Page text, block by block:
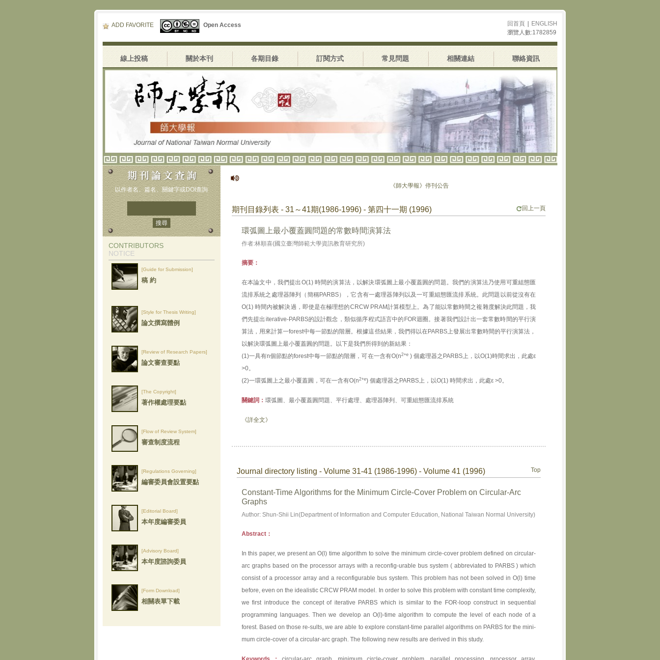
ADD FAVORITE Open Access 回首頁
ENGLISH
瀏覽人數:1782859
線上投稿 關於本刊 各期目錄 訂閱方式 常見問題 相關連結 聯絡資訊
以作者名、篇名、關鍵字或DOI查詢
CONTRIBUTORS
NOTICE
[Guide for Submission]
稿 約
[Style for Thesis Writing]
論文撰寫體例
[Review of Research Papers]
論文審查要點
[The Copyright]
著作權處理要點
[Flow of Review System]
審查制度流程
[Regulations Governing]
編審委員會設置要點
[Editorial Board]
本年度編審委員
[Advisory Board]
本年度諮詢委員
[Form Download]
相關表單下載
《師大學報》停刊公告
期刊目錄列表 - 31～41期(1986-1996) - 第四十一期 (1996) 回上一頁
環弧圖上最小覆蓋圓問題的常數時間演算法
作者:林順喜(國立臺灣師範大學資訊教育研究所)
摘要：
在本論文中，我們提出O(1) 時間的演算法，以解決環弧圖上最小覆蓋圓的問題。我們的演算法乃使用可重組態匯
流排系統之處理器陣列（簡稱PARBS），它含有一處理器陣列以及一可重組態匯流排系統。此問題以前從沒有在
O(1) 時間內被解決過，即使是在極理想的CRCW PRAM計算模型上。為了能以常數時間之複雜度解決此問題，我
們先提出iterative-PARBS的設計觀念，類似循序程式語言中的FOR迴圈。接著我們設計出一套常數時間的平行演
算法，用來計算一forest中每一節點的階層。根據這些結果，我們得以在PARBS上發展出常數時間的平行演算法，
以解決環弧圖上最小覆蓋圓的問題。以下是我們所得到的新結果：
(1)一具有n個節點的forest中每一節點的階層，可在一含有O(n2+e) 個處理器之PARBS上，以O(1)時間求出，此處ε
>0。
(2)一環弧圖上之最小覆蓋圓，可在一含有O(n2+e) 個處理器之PARBS上，以O(1) 時間求出，此處ε >0。
關鍵詞： 環弧圖、最小覆蓋圓問題、平行處理、處理器陣列、可重組態匯流排系統
《詳全文》
Journal directory listing - Volume 31-41 (1986-1996) - Volume 41 (1996) Top
Constant-Time Algorithms for the Minimum Circle-Cover Problem on Circular-Arc
Graphs
Author: Shun-Shii Lin(Department of Information and Computer Education, National Taiwan Normal University)
Abstract：
In this paper, we present an O(l) time algorithm to solve the minimum circle-cover problem defined on circular-
arc graphs based on the processor arrays with a reconfig-urable bus system ( abbreviated to PARBS ) which
consist of a processor array and a reconfigurable bus system. This problem has not been solved in O(l) time
before, even on the idealistic CRCW PRAM model. In order to solve this problem with constant time complexity,
we first introduce the concept of iterative PARBS which is similar to the FOR-loop construct in sequential
programming languages. Then we develop an O(l)-time algorithm to compute the level of each node of a
forest. Based on those re-sults, we are able to explore constant-time parallel algorithms on PARBS for the mini-
mum circle-cover of a circular-arc graph. The following new results are derived in this study.